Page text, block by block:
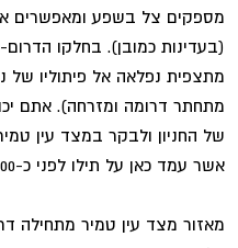
מספקים צל בשפע ומאפשרים
(בעדינות כמובן). בחלקו
מתצפית נפלאה אל פיתוליו של
מתחתר דרומה ומזרחה). אתם
של החניון ולבקר במצד עין
אשר עמד כאן על תילו לפני כ-3,500 שנה.
מאזור מצד עין טמיר מתחילה